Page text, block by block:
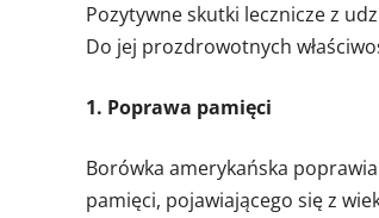
Pozytywne skutki lecznicze z
Do jej prozdrowotnych
1. Poprawa pamięci
Borówka amerykańska
pamięci, pojawiającego się z